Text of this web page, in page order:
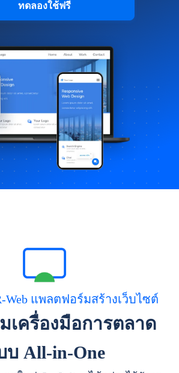
ทดลองใช้ฟรี
Web แพลตฟอร์มสร้างเว็บไซต์
เครื่องมือการตลาด
บ All-in-One